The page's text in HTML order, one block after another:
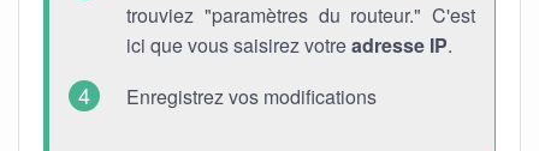
trouviez "paramètres du routeur." C'est
ici que vous saisirez votreadresse IP.
Enregistrez vos modifications